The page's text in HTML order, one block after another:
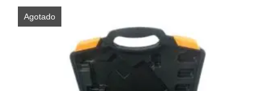
Agotado